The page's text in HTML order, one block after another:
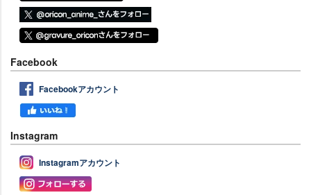
Facebook
Facebookアカウント
Instagram
Instagramアカウント